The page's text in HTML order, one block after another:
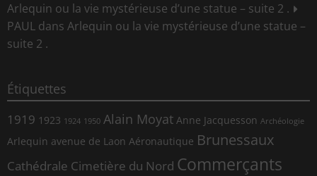
Arlequin ou la vie mystérieuse d’une statue – suite 2 .
PAUL dans Arlequin ou la vie mystérieuse d’une statue –
suite 2 .
Étiquettes
1919 1923 1924 1950 Alain Moyat Anne Jacquesson Archéologie
Arlequin avenue de Laon Aéronautique Brunessaux
Cathédrale Cimetière du Nord Commerçants